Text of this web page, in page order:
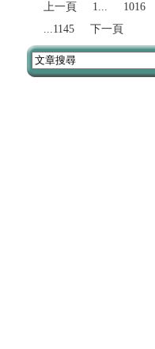
上一頁 1... 1016
...1145
下一頁